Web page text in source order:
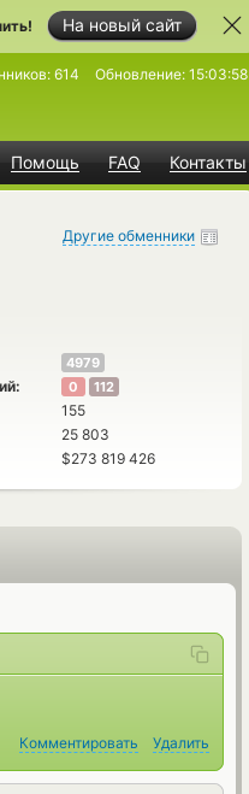
На новый сайт
Помощь FAQ Контакты
614 Обновление: 15:03:58
Другие обменники
4979
0 112
155
25 803
$273 819 426
Комментировать Удалить